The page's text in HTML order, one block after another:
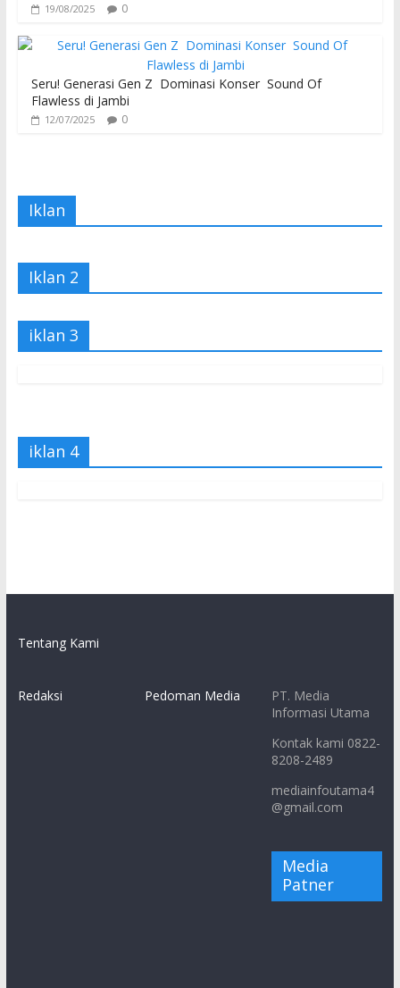
19/08/2025 0
Seru! Generasi Gen Z Dominasi Konser Sound Of
Flawless di Jambi
12/07/2025 0
Iklan
Iklan 2
iklan 3
iklan 4
Tentang Kami
Redaksi Pedoman Media
PT. Media
Informasi Utama
Kontak kami 0822-
8208-2489
mediainfoutama4
@gmail.com
Media
Patner